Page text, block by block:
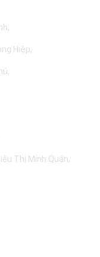
Hiệp
Thị Minh Quân